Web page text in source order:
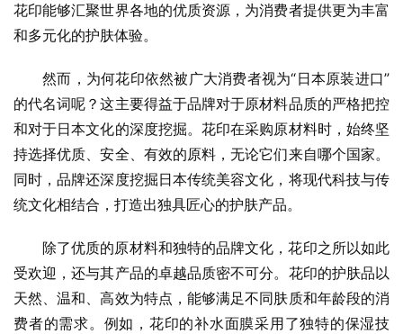
花印能够汇聚世界各地的优质资源，为消费者提供更为丰富
和多元化的护肤体验。
然而，为何花印依然被广大消费者视为“日本原装进口”
的代名词呢？这主要得益于品牌对于原材料品质的严格把控
和对于日本文化的深度挖掘。花印在采购原材料时，始终坚
持选择优质、安全、有效的原料，无论它们来自哪个国家。
同时，品牌还深度挖掘日本传统美容文化，将现代科技与传
统文化相结合，打造出独具匠心的护肤产品。
除了优质的原材料和独特的品牌文化，花印之所以如此
受欢迎，还与其产品的卓越品质密不可分。花印的护肤品以
天然、温和、高效为特点，能够满足不同肤质和年龄段的消
费者的需求。例如，花印的补水面膜采用了独特的保湿技